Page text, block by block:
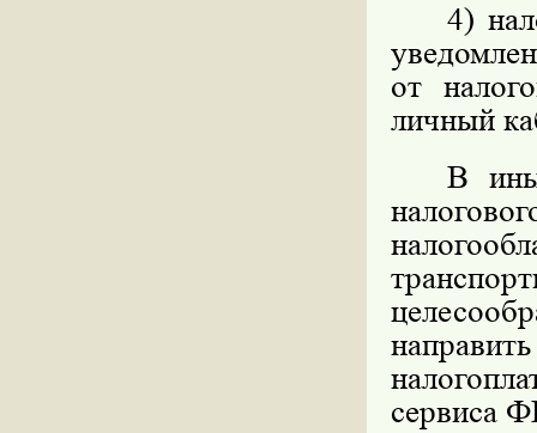
4)
от
личный
В
сервиса